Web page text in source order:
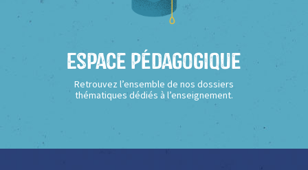
Espace Pédagogique
Retrouvez l’ensemble de nos dossiers
thématiques dédiés à l’enseignement.